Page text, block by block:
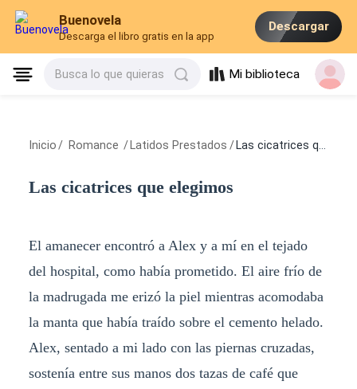
Buenovela
Descarga el libro gratis en la app
Descargar
Busca lo que quieras Mi biblioteca
Inicio / Romance / Latidos Prestados / Las cicatrices que elegimos
Las cicatrices que elegimos
El amanecer encontró a Alex y a mí en el tejado
del hospital, como había prometido. El aire frío de
la madrugada me erizó la piel mientras acomodaba
la manta que había traído sobre el cemento helado.
Alex, sentado a mi lado con las piernas cruzadas,
sostenía entre sus manos dos tazas de café que